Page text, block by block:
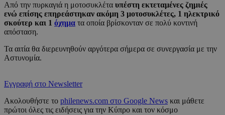
Από την πυρκαγιά η μοτοσυκλέτα υπέστη εκτεταμένες ζημιές
ενώ επίσης επηρεάστηκαν ακόμη 3 μοτοσυκλέτες, 1 ηλεκτρικό
σκούτερ και 1 όχημα τα οποία βρίσκονταν σε πολύ κοντινή
απόσταση.
Τα αιτία θα διερευνηθούν αργότερα σήμερα σε συνεργασία με την
Αστυνομία.
Εγγραφή στο Newsletter
Ακολουθήστε το philenews.com στο Google News και μάθετε
πρώτοι όλες τις ειδήσεις για την Κύπρο και τον κόσμο